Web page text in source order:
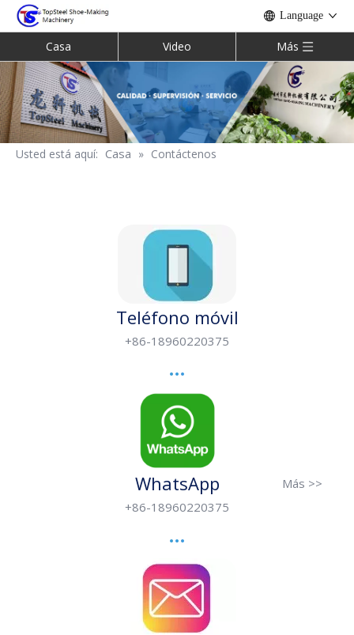
Language
Casa Video Más
Usted está aquí: Casa » Contáctenos
Teléfono móvil
+86-18960220375
WhatsApp
Más >>
+86-18960220375